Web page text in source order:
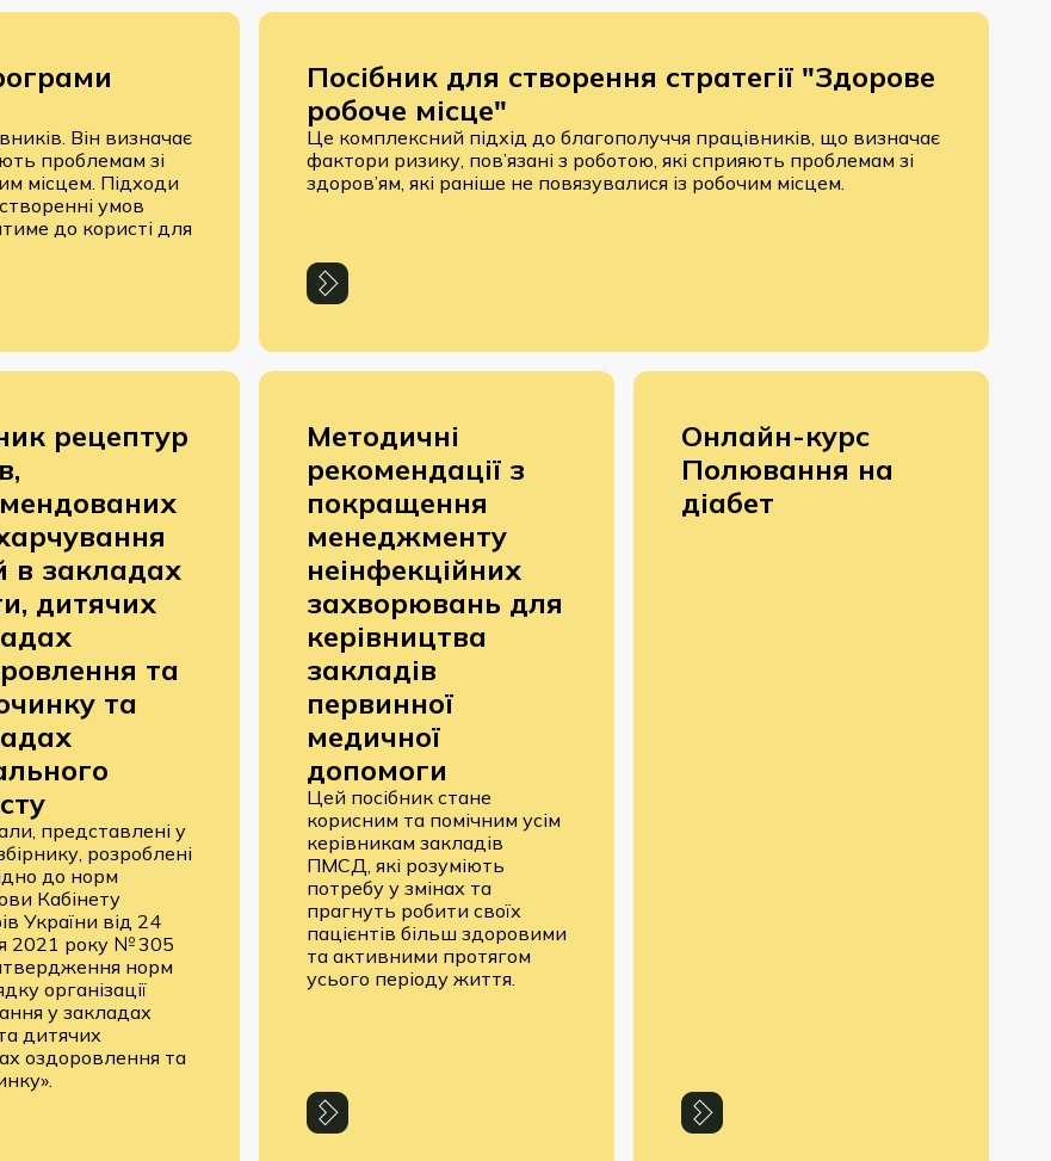
Він визначає
проблемам зі
місцем. Підходи
умов
до користі для
Посібник для створення стратегії "Здорове
робоче місце"
Це комплексний підхід до благополуччя працівників, що визначає
фактори ризику, пов’язані з роботою, які сприяють проблемам зі
здоров’ям, які раніше не повязувалися із робочим місцем.
рецептур
в закладах
дитячих
та
та
представлені у
розроблені
до норм
Кабінету
України від 24
2021 року № 305
норм
організації
у закладах
дитячих
оздоровлення та
Методичні
рекомендації з
покращення
менеджменту
неінфекційних
захворювань для
керівництва
закладів
первинної
медичної
допомоги
Цей посібник стане
корисним та помічним усім
керівникам закладів
ПМСД, які розуміють
потребу у змінах та
прагнуть робити своїх
пацієнтів більш здоровими
та активними протягом
усього періоду життя.
Онлайн-курс
Полювання на
діабет